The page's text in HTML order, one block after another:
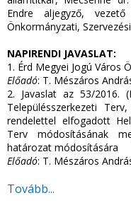
Endre aljegyző,
Önkormányzati,
NAPIRENDI JAVASLAT:
1. Érd Megyei Jogú Város
Előadó: T. Mészáros
2. Javaslat az 53/2016.
Településszerkezeti
rendelettel elfogadott
Terv módosításának
határozat módosítására
Előadó: T. Mészáros
Tovább...